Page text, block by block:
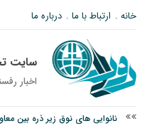
خانه ارتباط با ما درباره ما
سایت
اخبار
نانوایی های نوق زیر ذره بین